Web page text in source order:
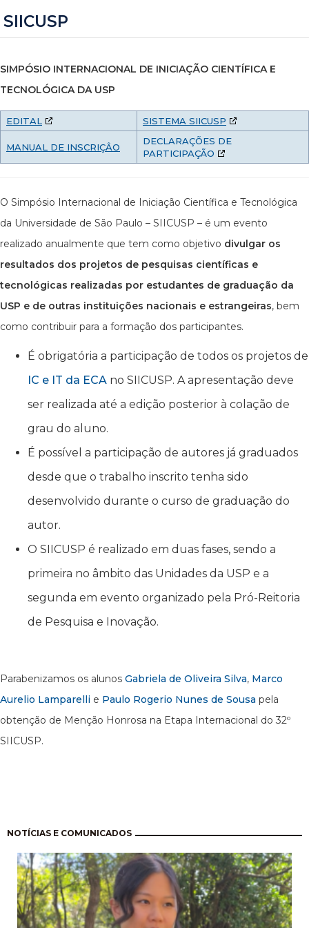
SIICUSP
SIMPÓSIO INTERNACIONAL DE INICIAÇÃO CIENTÍFICA E
TECNOLÓGICA DA USP
EDITAL SISTEMA SIICUSP
MANUAL DE INSCRIÇÂO
DECLARAÇÕES DE
PARTICIPAÇÃO
O Simpósio Internacional de Iniciação Científica e Tecnológica
da Universidade de São Paulo – SIICUSP – é um evento
realizado anualmente que tem como objetivo divulgar os
resultados dos projetos de pesquisas científicas e
tecnológicas realizadas por estudantes de graduação da
USP e de outras instituições nacionais e estrangeiras, bem
como contribuir para a formação dos participantes.
É obrigatória a participação de todos os projetos de
IC e IT da ECA no SIICUSP. A apresentação deve
ser realizada até a edição posterior à colação de
grau do aluno.
É possível a participação de autores já graduados
desde que o trabalho inscrito tenha sido
desenvolvido durante o curso de graduação do
autor.
O SIICUSP é realizado em duas fases, sendo a
primeira no âmbito das Unidades da USP e a
segunda em evento organizado pela Pró-Reitoria
de Pesquisa e Inovação.
Parabenizamos os alunos Gabriela de Oliveira Silva, Marco
Aurelio Lamparelli e Paulo Rogerio Nunes de Sousa pela
obtenção de Menção Honrosa na Etapa Internacional do 32º
SIICUSP.
NOTÍCIAS E COMUNICADOS
Pagination